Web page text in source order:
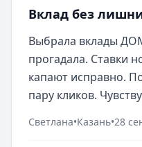
Вклад без
Выбрала вклады
прогадала. Ставки
капают исправно.
пару кликов.
Светлана•Казань•28